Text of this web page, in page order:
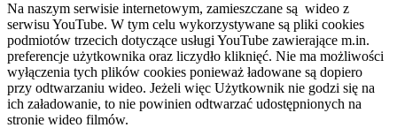
Na naszym serwisie internetowym, zamieszczane są wideo z
serwisu YouTube. W tym celu wykorzystywane są pliki cookies
podmiotów trzecich dotyczące usługi YouTube zawierające m.in.
preferencje użytkownika oraz liczydło kliknięć. Nie ma możliwości
wyłączenia tych plików cookies ponieważ ładowane są dopiero
przy odtwarzaniu wideo. Jeżeli więc Użytkownik nie godzi się na
ich załadowanie, to nie powinien odtwarzać udostępnionych na
stronie wideo filmów.